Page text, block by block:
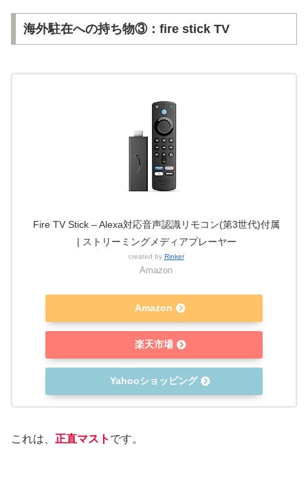
海外駐在への持ち物③：fire stick TV
Fire TV Stick – Alexa対応音声認識リモコン(第3世代)付属
| ストリーミングメディアプレーヤー
created by Rinker
Amazon
Amazon
楽天市場
Yahooショッピング
これは、 正直マスト です。